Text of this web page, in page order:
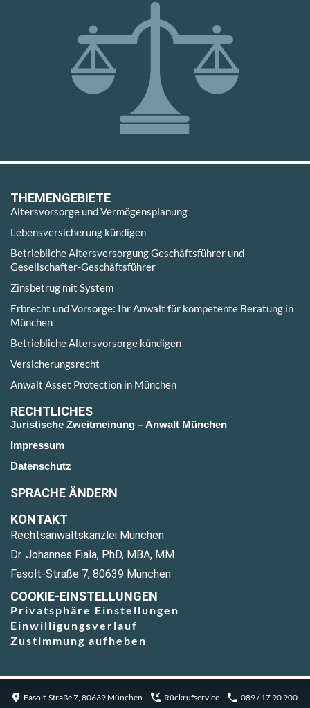
THEMENGEBIETE
Altersvorsorge und Vermögensplanung
Lebensversicherung kündigen
Betriebliche Altersversorgung Geschäftsführer und
Gesellschafter-Geschäftsführer
Zinsbetrug mit System
Erbrecht und Vorsorge: Ihr Anwalt für kompetente Beratung in
München
Betriebliche Altersvorsorge kündigen
Versicherungsrecht
Anwalt Asset Protection in München
RECHTLICHES
Juristische Zweitmeinung – Anwalt München
Impressum
Datenschutz
SPRACHE ÄNDERN
KONTAKT
Rechtsanwaltskanzlei München
Dr. Johannes Fiala, PhD, MBA, MM
Fasolt-Straße 7, 80639 München
COOKIE-EINSTELLUNGEN
Privatsphäre Einstellungen
Einwilligungsverlauf
Zustimmung aufheben
Fasolt-Straße 7, 80639 München Rückrufservice 089 / 17 90 900